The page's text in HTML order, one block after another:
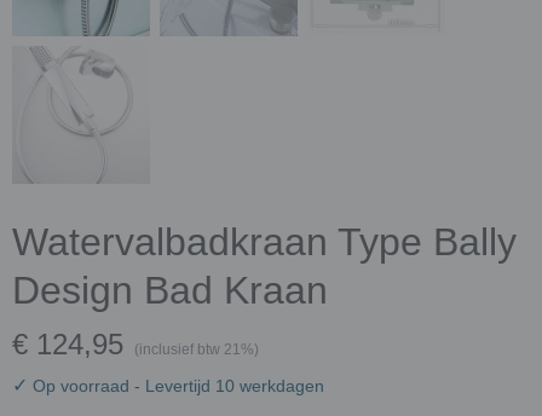
Watervalbadkraan Type Bally
Design Bad Kraan
€ 124,95 (inclusief btw 21%)
✓ Op voorraad - Levertijd 10 werkdagen